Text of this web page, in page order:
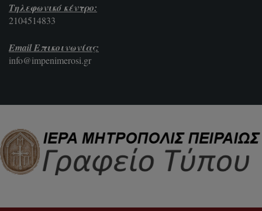
Τηλεφωνικό κέντρο:
2104514833
Email Επικοινωνίας:
info@impenimerosi.gr